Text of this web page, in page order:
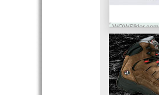
WOWSlider.com